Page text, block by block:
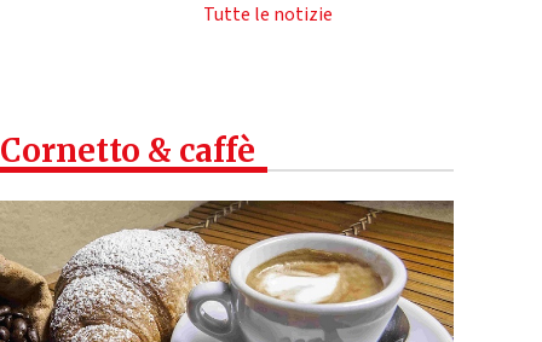
Tutte le notizie
Cornetto & caffè